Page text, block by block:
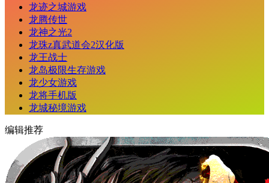
龙迹之城游戏
龙腾传世
龙神之光2
龙珠z真武道会2汉化版
龙王战士
龙岛极限生存游戏
龙少女游戏
龙将手机版
龙城秘境游戏
编辑推荐